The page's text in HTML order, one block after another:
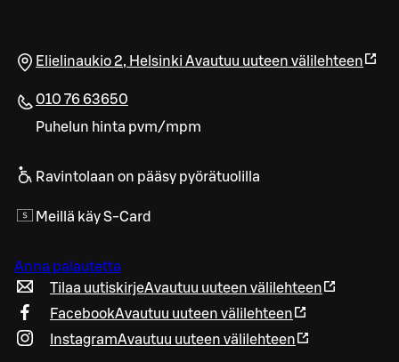
Elielinaukio 2, Helsinki Avautuu uuteen välilehteen
010 76 63650
Puhelun hinta pvm/mpm
Ravintolaan on pääsy pyörätuolilla
Meillä käy S-Card
Anna palautetta
Tilaa uutiskirjeAvautuu uuteen välilehteen
FacebookAvautuu uuteen välilehteen
InstagramAvautuu uuteen välilehteen